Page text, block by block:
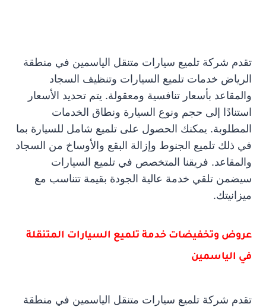
تقدم شركة تلميع سيارات متنقل الياسمين في منطقة
الرياض خدمات تلميع السيارات وتنظيف السجاد
والمقاعد بأسعار تنافسية ومعقولة. يتم تحديد الأسعار
استنادًا إلى حجم ونوع السيارة ونطاق الخدمات
المطلوبة. يمكنك الحصول على تلميع شامل للسيارة بما
في ذلك تلميع الجنوط وإزالة البقع والأوساخ من السجاد
والمقاعد. فريقنا المتخصص في تلميع السيارات
سيضمن تلقي خدمة عالية الجودة بقيمة تتناسب مع
ميزانيتك.
عروض وتخفيضات خدمة تلميع السيارات المتنقلة
في الياسمين
تقدم شركة تلميع سيارات متنقل الياسمين في منطقة